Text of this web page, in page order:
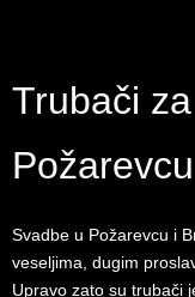
Trubači
Požarevcu
Svadbe u Požarevcu i
veseljima, dugim
Upravo zato su trubači